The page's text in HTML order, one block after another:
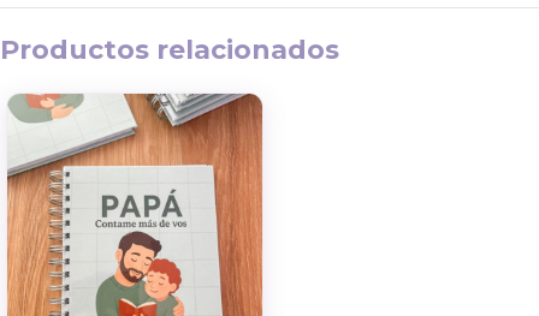
Productos relacionados